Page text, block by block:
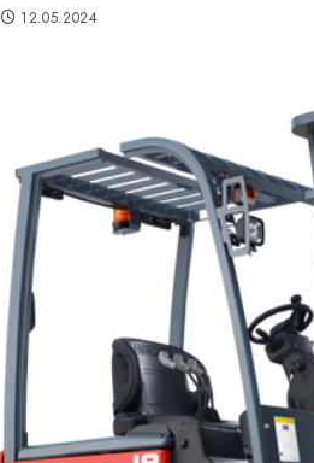
12.05.2024